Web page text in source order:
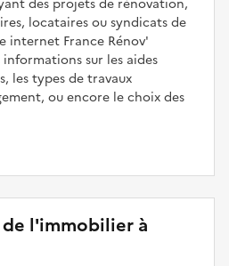
des projets de rénovation,
locataires ou syndicats de
internet France Rénov'
sur les aides
les types de travaux
ou encore le choix des
l'immobilier à